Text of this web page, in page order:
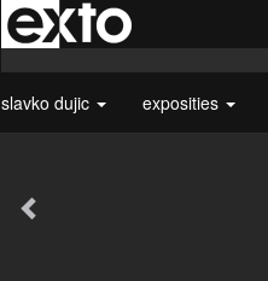
slavko dujic exposities